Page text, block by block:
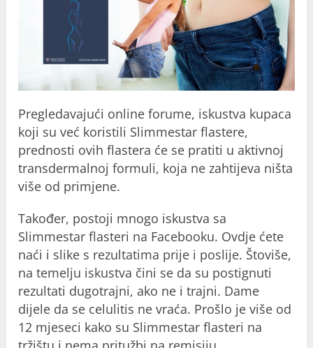
Pregledavajući online forume, iskustva kupaca
koji su već koristili Slimmestar flastere,
prednosti ovih flastera će se pratiti u aktivnoj
transdermalnoj formuli, koja ne zahtijeva ništa
više od primjene.
Također, postoji mnogo iskustva sa
Slimmestar flasteri na Facebooku. Ovdje ćete
naći i slike s rezultatima prije i poslije. Štoviše,
na temelju iskustva čini se da su postignuti
rezultati dugotrajni, ako ne i trajni. Dame
dijele da se celulitis ne vraća. Prošlo je više od
12 mjeseci kako su Slimmestar flasteri na